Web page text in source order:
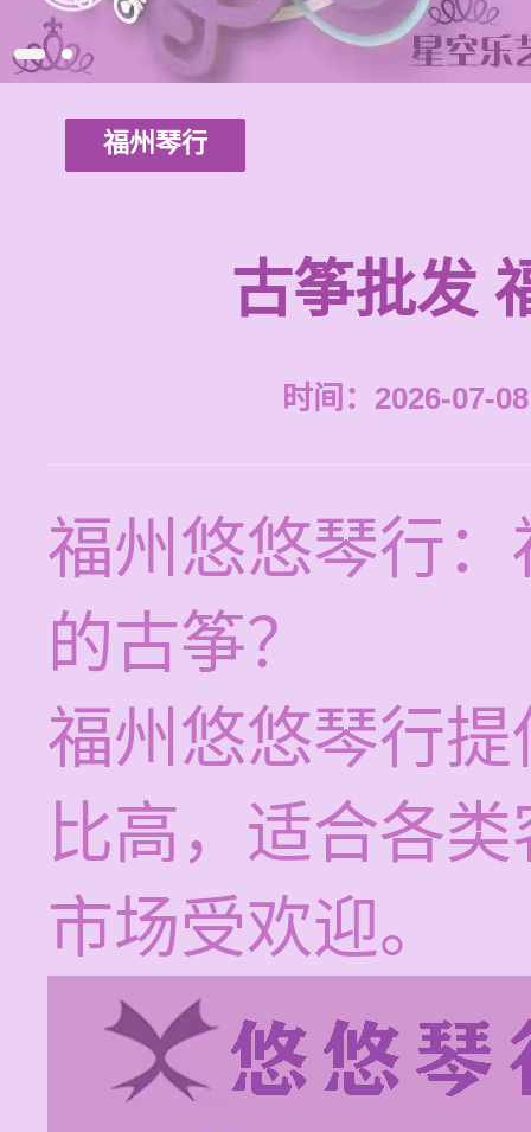
福州琴行
古筝批发
时间：2026-07-
福州悠悠琴行
的古筝？
福州悠悠琴行
比高，适合各
市场受欢迎。